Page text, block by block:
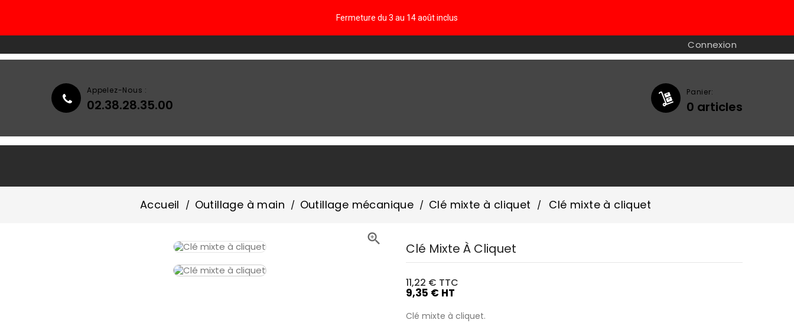
Fermeture du 3 au 14 août inclus
Connexion
Panier:
0 articles
Appelez-Nous :
02.38.28.35.00
Accueil Outillage à main Outillage mécanique Clé mixte à cliquet Clé mixte à cliquet

Clé Mixte À Cliquet
11,22 € TTC
9,35 € HT
Clé mixte à cliquet.